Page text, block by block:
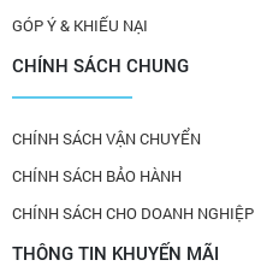
GÓP Ý & KHIẾU NẠI
CHÍNH SÁCH CHUNG
CHÍNH SÁCH VẬN CHUYỂN
CHÍNH SÁCH BẢO HÀNH
CHÍNH SÁCH CHO DOANH NGHIỆP
THÔNG TIN KHUYẾN MÃI